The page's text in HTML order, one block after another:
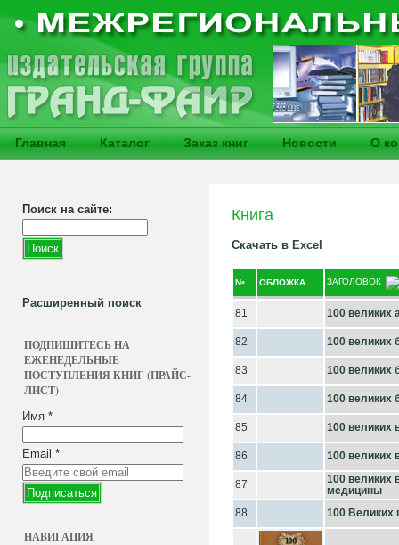
Главная Каталог Заказ книг Новости О
Поиск на сайте:
Расширенный поиск
ПОДПИШИТЕСЬ НА
ЕЖЕНЕДЕЛЬНЫЕ
ПОСТУПЛЕНИЯ КНИГ (ПРАЙС-
ЛИСТ)
Имя *
Email *
НАВИГАЦИЯ
Книга
Скачать в Excel
№ ОБЛОЖКА ЗАГОЛОВОК
81 100 великих
82 100 великих
83 100 великих
84 100 великих
85 100 великих
86 100 великих
87
100 великих
медицины
88
100 Великих